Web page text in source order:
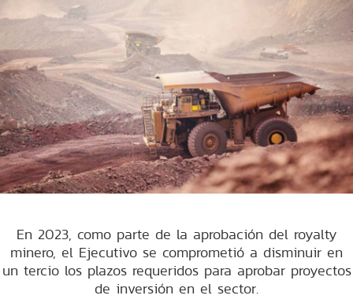
En 2023, como parte de la aprobación del royalty
minero, el Ejecutivo se comprometió a disminuir en
un tercio los plazos requeridos para aprobar proyectos
de inversión en el sector.